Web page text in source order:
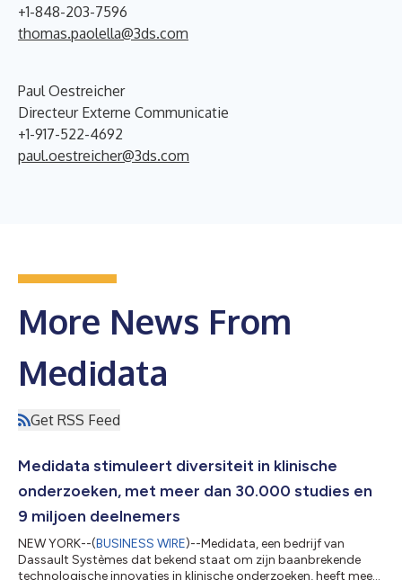
+1-848-203-7596
thomas.paolella@3ds.com
Paul Oestreicher
Directeur Externe Communicatie
+1-917-522-4692
paul.oestreicher@3ds.com
More News From
Medidata
Get RSS Feed
Medidata stimuleert diversiteit in klinische
onderzoeken, met meer dan 30.000 studies en
9 miljoen deelnemers
NEW YORK--(BUSINESS WIRE)--Medidata, een bedrijf van
Dassault Systèmes dat bekend staat om zijn baanbrekende
technologische innovaties in klinische onderzoeken, heeft meer